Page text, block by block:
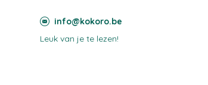
info@kokoro.be
Leuk van je te lezen!